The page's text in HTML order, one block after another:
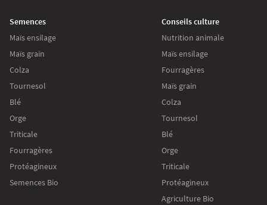
Semences
Maïs ensilage
Maïs grain
Colza
Tournesol
Blé
Orge
Triticale
Fourragères
Protéagineux
Semences Bio
Conseils culture
Nutrition animale
Maïs ensilage
Fourragères
Maïs grain
Colza
Tournesol
Blé
Orge
Triticale
Protéagineux
Agriculture Bio